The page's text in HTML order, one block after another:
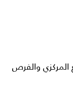
المركزي والفرص